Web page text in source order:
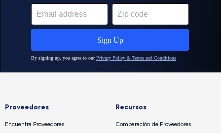
Proveedores
Encuentra Proveedores
Recursos
Comparación de Proveedores